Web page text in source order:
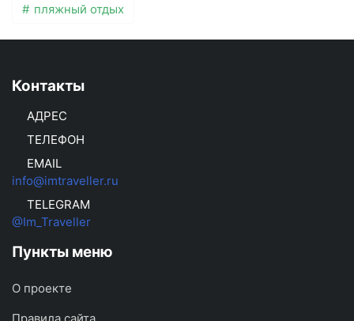
пляжный отдых
Контакты
АДРЕС
ТЕЛЕФОН
EMAIL
info@imtraveller.ru
TELEGRAM
@Im_Traveller
Пункты меню
О проекте